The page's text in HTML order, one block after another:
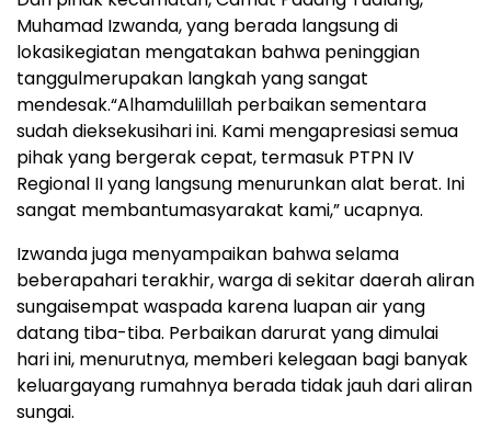
Muhamad Izwanda, yang berada langsungdi
lokasikegiatan mengatakan bahwa peninggian
tanggulmerupakan langkahyang sangat
mendesak.“Alhamdulillah perbaikansementara
sudahdieksekusihariini. Kami mengapresiasisemua
pihakyang bergerakcepat, termasuk PTPN IV
Regional II yang langsung menurunkanalat berat. Ini
sangat membantumasyarakat kami,”ucapnya.
Izwandajuga menyampaikan bahwaselama
beberapahari terakhir,wargadisekitardaerahaliran
sungaisempat waspada karena luapanair yang
datang tiba-tiba. Perbaikandarurat yangdimulai
hariini, menurutnya, memberi kelegaan bagi banyak
keluargayang rumahnya berada tidakjauhdarialiran
sungai.